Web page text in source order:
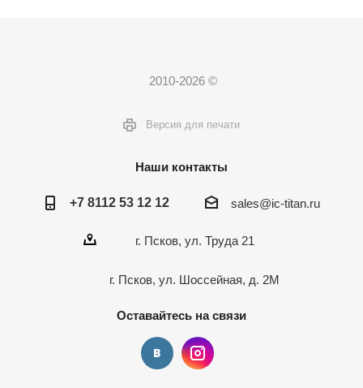
2010-2026 ©
Версия для печати
Наши контакты
+7 8112 53 12 12 sales@ic-titan.ru
г. Псков, ул. Труда 21
г. Псков, ул. Шоссейная, д. 2М
Оставайтесь на связи